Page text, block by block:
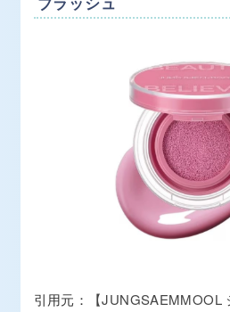
引用元：
【JUNGSAEMMOOL